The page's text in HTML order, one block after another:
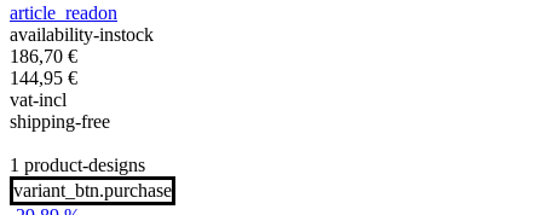
article_readon
availability-instock
186,70 €
144,95 €
vat-incl
shipping-free
1 product-designs
variant_btn.purchase